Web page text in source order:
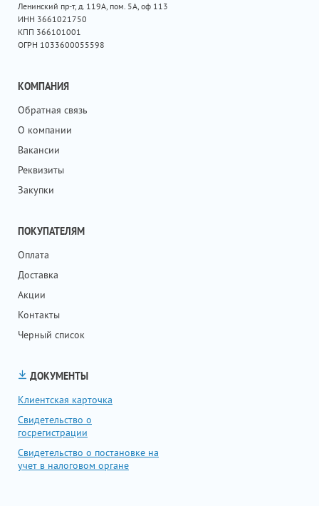
Ленинский пр-т, д. 119А, пом. 5А, оф 113
ИНН 3661021750
КПП 366101001
ОГРН 1033600055598
КОМПАНИЯ
Обратная связь
О компании
Вакансии
Реквизиты
Закупки
ПОКУПАТЕЛЯМ
Оплата
Доставка
Акции
Контакты
Черный список
ДОКУМЕНТЫ
Клиентская карточка
Свидетельство о
госрегистрации
Свидетельство о постановке на
учет в налоговом органе